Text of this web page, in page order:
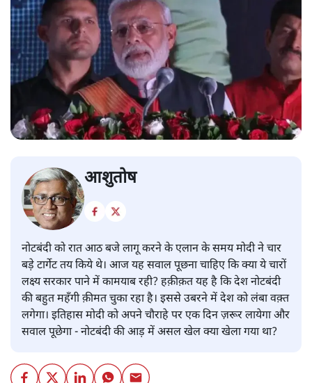
आशुतोष
नोटबंदी को रात आठ बजे लागू करने के एलान के समय मोदी ने चार
बड़े टार्गेट तय किये थे। आज यह सवाल पूछना चाहिए कि क्या ये चारों
लक्ष्य सरकार पाने में कामयाब रही? हक़ीक़त यह है कि देश नोटबंदी
की बहुत महँगी क़ीमत चुका रहा है। इससे उबरने में देश को लंबा वक़्त
लगेगा। इतिहास मोदी को अपने चौराहे पर एक दिन ज़रूर लायेगा और
सवाल पूछेगा - नोटबंदी की आड़ में असल खेल क्या खेला गया था?